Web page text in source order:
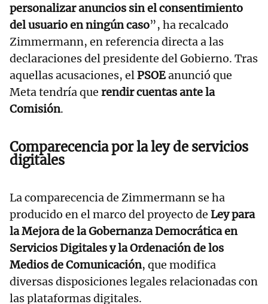
personalizar anuncios sin el consentimiento
del usuario en ningún caso”, ha recalcado
Zimmermann, en referencia directa a las
declaraciones del presidente del Gobierno. Tras
aquellas acusaciones, elPSOEanunció que
Meta tendría que rendir cuentas ante la
Comisión.
Comparecencia por la ley de servicios
digitales
La comparecencia de Zimmermann se ha
producido en el marco del proyecto de Ley para
la Mejora de la Gobernanza Democrática en
Servicios Digitales y la Ordenación de los
Medios de Comunicación, que modifica
diversas disposiciones legales relacionadas con
las plataformas digitales.